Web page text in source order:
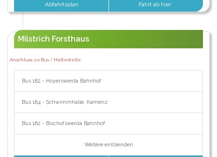
Abfahrtsplan Fahrt ab hier
Milstrich Forsthaus
Anschluss zu Bus / Haltestelle:
Bus 182 - Hoyerswerda Bahnhof
Bus 184 - Schwimmhalle, Kamenz
Bus 182 - Bischofswerda Bahnhof
Weitere einblenden